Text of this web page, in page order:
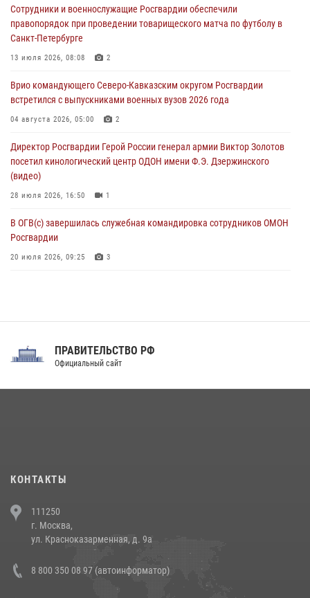
Росгвардейцы уничтожили свыше 120 беспилотников в ЛНР
06 августа 2026, 05:00
Выпускники вузов Росгвардии прибыли для прохождения службы
06 августа 2026, 04:00 3
Росгвардейцы проверили работу ЧОП в детских оздоровительных
05 августа 2026, 14:44 1
Сотрудники и военнослужащие Росгвардии обеспечили
правопорядок при проведении товарищеского матча по футболу в
Санкт-Петербурге
13 июля 2026, 08:08 2
Врио командующего Северо-Кавказским округом Росгвардии
встретился с выпускниками военных вузов 2026 года
04 августа 2026, 05:00 2
Директор Росгвардии Герой России генерал армии Виктор Золотов
посетил кинологический центр ОДОН имени Ф.Э. Дзержинского
(видео)
28 июля 2026, 16:50 1
В ОГВ(с) завершилась служебная командировка сотрудников ОМОН
Росгвардии
20 июля 2026, 09:25 3
Праздник «Один день с Росгвардией» к 105-летию Центрального
напавших на бригаду скорой помощи (видео)
14 июля 2026, 12:20
В Росгвардии прошла военно-научная конференция по обобщению
боевого опыта
ПРАВИТЕЛЬСТВО РФ
Официальный сайт
КОНТАКТЫ
111250
г. Москва,
ул. Красноказарменная, д. 9а
8 800 350 08 97 (автоинформатор)